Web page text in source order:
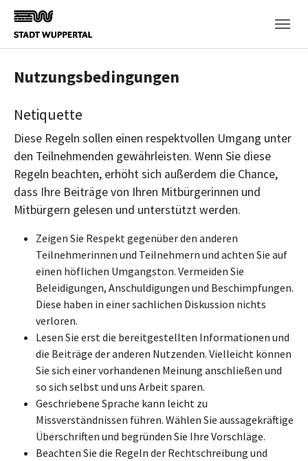
Skip to main content
Nutzungsbedingungen
Netiquette
Diese Regeln sollen einen respektvollen Umgang unter
den Teilnehmenden gewährleisten. Wenn Sie diese
Regeln beachten, erhöht sich außerdem die Chance,
dass Ihre Beiträge von Ihren Mitbürgerinnen und
Mitbürgern gelesen und unterstützt werden.
Zeigen Sie Respekt gegenüber den anderen
Teilnehmerinnen und Teilnehmern und achten Sie auf
einen höflichen Umgangston. Vermeiden Sie
Beleidigungen, Anschuldigungen und Beschimpfungen.
Diese haben in einer sachlichen Diskussion nichts
verloren.
Lesen Sie erst die bereitgestellten Informationen und
die Beiträge der anderen Nutzenden. Vielleicht können
Sie sich einer vorhandenen Meinung anschließen und
so sich selbst und uns Arbeit sparen.
Geschriebene Sprache kann leicht zu
Missverständnissen führen. Wählen Sie aussagekräftige
Überschriften und begründen Sie Ihre Vorschläge.
Beachten Sie die Regeln der Rechtschreibung und